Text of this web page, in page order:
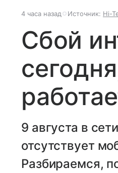
4 часа назад Источник: Hi-
Сбой
9 августа в
отсутствует
Разбираемся,